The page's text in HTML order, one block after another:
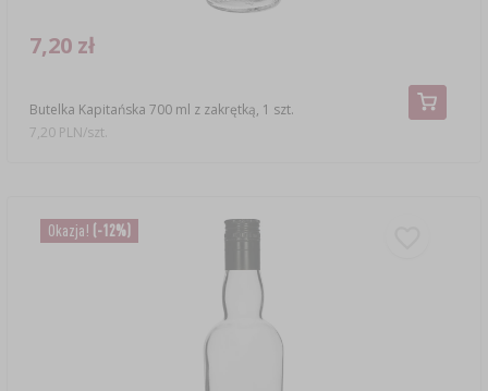
Butelka Kapitańska 700 ml z zakrętką, 1 szt.
7,20 zł
7,20 PLN/szt.
Okazja! (-12%)